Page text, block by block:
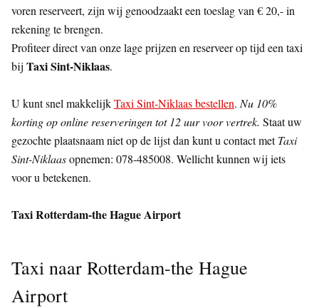
voren reserveert, zijn wij genoodzaakt een toeslag van € 20,- in
rekening te brengen.
Profiteer direct van onze lage prijzen en reserveer op tijd een taxi
bij Taxi Sint-Niklaas.
U kunt snel makkelijkTaxi Sint-Niklaas bestellen. Nu 10%
korting op online reserveringen tot 12 uur voor vertrek. Staat uw
gezochte plaatsnaam niet op de lijst dan kunt u contact metTaxi
Sint-Niklaasopnemen: 078-485008. Wellicht kunnen wij iets
voor u betekenen.
Taxi Rotterdam-the Hague Airport
Taxi naar Rotterdam-the Hague
Airport